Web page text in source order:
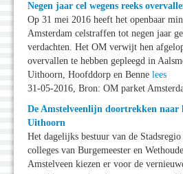
Negen jaar cel wegens reeks
Op 31 mei 2016 heeft het openbaar
Amsterdam celstraffen tot negen jaar
verdachten. Het OM verwijt hen
overvallen te hebben gepleegd in
Uithoorn, Hoofddorp en Benne lees
31-05-2016, Bron: OM parket
De Amstelveenlijn doortrekken naar
Uithoorn
Het dagelijks bestuur van de
colleges van Burgemeester en
Amstelveen kiezen er voor de